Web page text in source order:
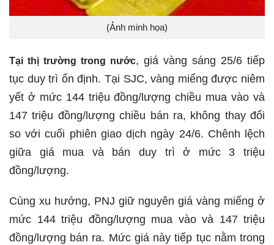
(Ảnh minh họa)
Tại thị trường trong nước, giá vàng sáng 25/6 tiếp
tục duy trì ổn định. Tại SJC, vàng miếng được niêm
yết ở mức 144 triệu đồng/lượng chiều mua vào và
147 triệu đồng/lượng chiều bán ra, không thay đổi
so với cuối phiên giao dịch ngày 24/6. Chênh lệch
giữa giá mua và bán duy trì ở mức 3 triệu
đồng/lượng.
Cùng xu hướng, PNJ giữ nguyên giá vàng miếng ở
mức 144 triệu đồng/lượng mua vào và 147 triệu
đồng/lượng bán ra. Mức giá này tiếp tục nằm trong